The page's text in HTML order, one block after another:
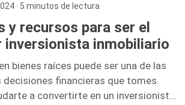
· 5 minutos de lectura
y recursos para ser el
inversionista inmobiliario
bienes raíces puede ser una de las
decisiones financieras que tomes.
a convertirte en un inversionista